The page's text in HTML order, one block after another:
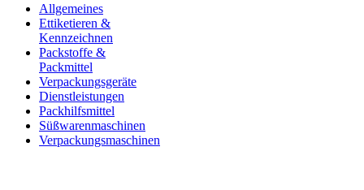
Allgemeines
Ettiketieren &
Kennzeichnen
Packstoffe &
Packmittel
Verpackungsgeräte
Dienstleistungen
Packhilfsmittel
Süßwarenmaschinen
Verpackungsmaschinen